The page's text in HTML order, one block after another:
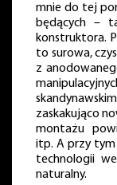
mnie do tej
będących –
konstruktora.
to surowa,
z
zaskakująco
montażu
itp. A przy tym
technologii
naturalny.